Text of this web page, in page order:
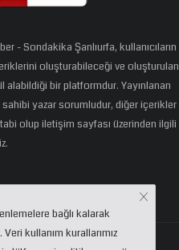
- Sondakika Şanlıurfa, kullanıcıların
oluşturabileceği ve oluşturulan
alabildiği bir platformdur. Yayınlanan
sahibi yazar sorumludur, diğer içerikler
olup iletişim sayfası üzerinden ilgili
bağlı kalarak
kullanım kurallarımız